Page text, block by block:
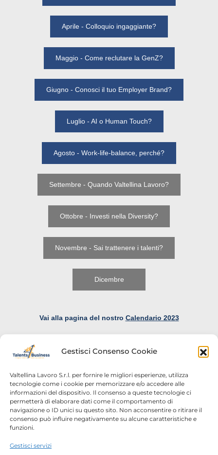
Gestisci Consenso Cookie
Valtellina Lavoro S.r.l. per fornire le migliori esperienze, utilizza
tecnologie come i cookie per memorizzare e/o accedere alle
informazioni del dispositivo. Il consenso a queste tecnologie ci
permetterà di elaborare dati come il comportamento di
navigazione o ID unici su questo sito. Non acconsentire o ritirare il
consenso può influire negativamente su alcune caratteristiche e
funzioni.
Gestisci servizi
Aprile - Colloquio ingaggiante?
Maggio - Come reclutare la GenZ?
Giugno - Conosci il tuo Employer Brand?
Luglio - AI o Human Touch?
Agosto - Work-life-balance, perché?
Settembre - Quando Valtellina Lavoro?
Ottobre - Investi nella Diversity?
Novembre - Sai trattenere i talenti?
Dicembre
Vai alla pagina del nostro Calendario 2023
Home
Login
Chi siamo
Conosciamoci
Contatti